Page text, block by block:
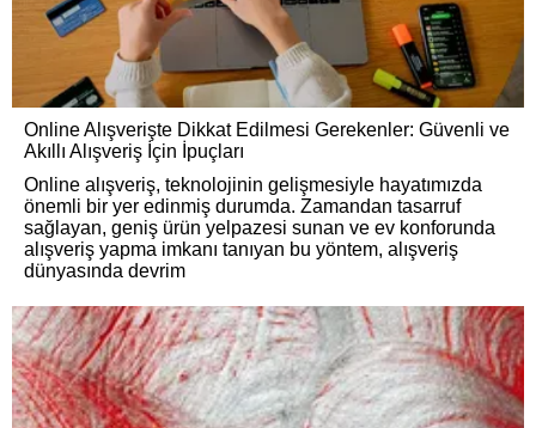
Online Alışverişte Dikkat Edilmesi Gerekenler: Güvenli ve
Akıllı Alışveriş İçin İpuçları
Online alışveriş, teknolojinin gelişmesiyle hayatımızda
önemli bir yer edinmiş durumda. Zamandan tasarruf
sağlayan, geniş ürün yelpazesi sunan ve ev konforunda
alışveriş yapma imkanı tanıyan bu yöntem, alışveriş
dünyasında devrim